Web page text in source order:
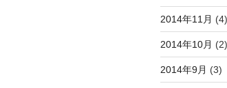
2014年11月 (4)
2014年10月 (2)
2014年9月 (3)